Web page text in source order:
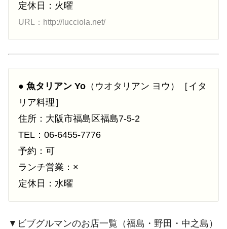
定休日：火曜
URL：http://lucciola.net/
● 魚タリアン Yo （ウオタリアン ヨウ）［イタ
リア料理］
住所：大阪市福島区福島7-5-2
TEL：06-6455-7776
予約：可
ランチ営業：×
定休日：水曜
▼ビブグルマンのお店一覧（福島・野田・中之島）